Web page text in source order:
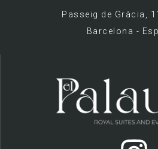
Passeig de Gràcia,
Barcelona -